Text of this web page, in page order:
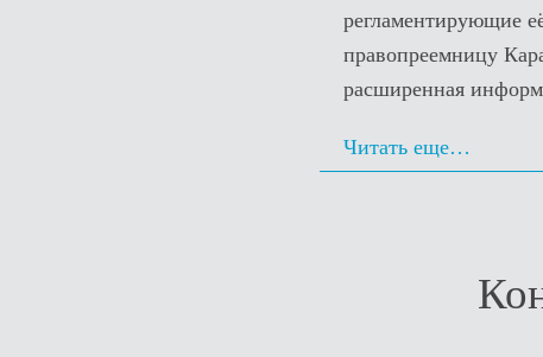
регламентирующие
правопреемницу
расширенная
Читать еще…